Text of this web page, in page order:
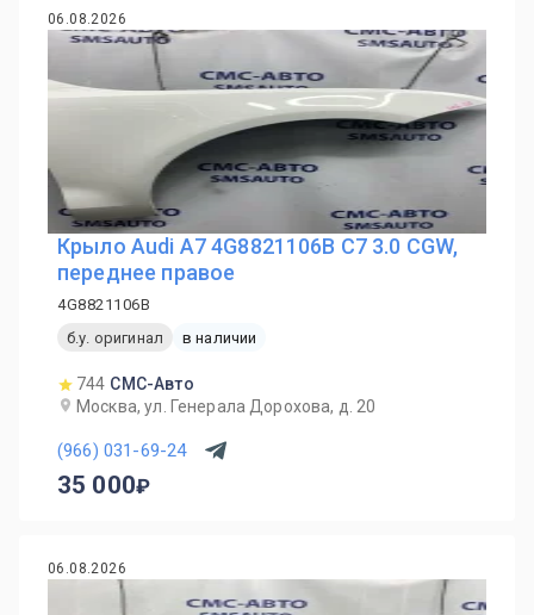
06.08.2026
Крыло Audi A7 4G8821106B C7 3.0 CGW,
переднее правое
4G8821106B
б.у. оригинал
в наличии
744 СМС-Авто
Москва, ул. Генерала Дорохова, д. 20
(966) 031-69-24
35 000
06.08.2026